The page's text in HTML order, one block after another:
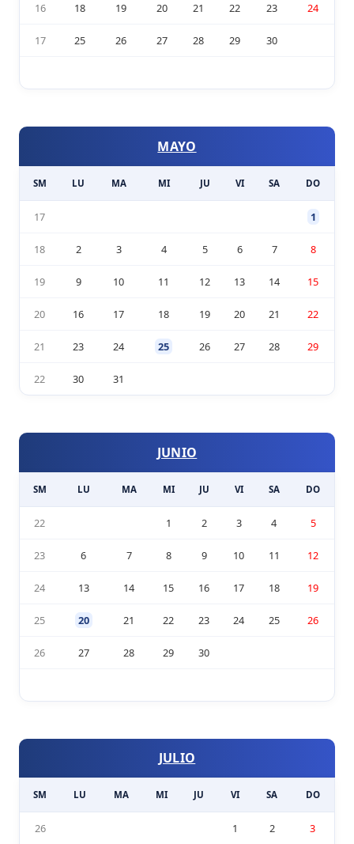
16 18 19 20 21 22 23 24
17 25 26 27 28 29 30
MAYO
SM LU MA MI JU VI SA DO
17 1
18 2 3 4 5 6 7 8
19 9 10 11 12 13 14 15
20 16 17 18 19 20 21 22
21 23 24 25 26 27 28 29
22 30 31
JUNIO
SM LU MA MI JU VI SA DO
22 1 2 3 4 5
23 6 7 8 9 10 11 12
24 13 14 15 16 17 18 19
25 20 21 22 23 24 25 26
26 27 28 29 30
JULIO
SM LU MA MI JU VI SA DO
26 1 2 3